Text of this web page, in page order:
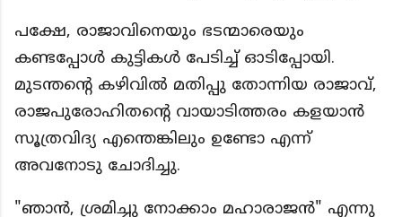
പക്ഷേ, രാജാവിനെയും ഭടന്മാരെയും
കണ്ടപ്പോൾ കുട്ടികൾ പേടിച്ച് ഓടിപ്പോയി.
മുടന്തന്റെ കഴിവിൽ മതിപ്പു തോന്നിയ രാജാവ്,
രാജപുരോഹിതന്റെ വായാടിത്തരം കളയാൻ
സൂത്രവിദ്യ എന്തെങ്കിലും ഉണ്ടോ എന്ന്
അവനോടു ചോദിച്ചു.
"ഞാൻ, ശ്രമിച്ചു നോക്കാം മഹാരാജൻ" എന്നു